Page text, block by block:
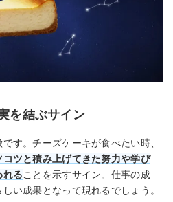
を結ぶサイン
す。チーズケーキが食べたい時、
コツと積み上げてきた努力や学び
れることを示すサイン。仕事の成
い成果となって現れるでしょう。